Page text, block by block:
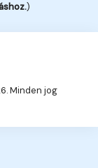
)
Minden jog